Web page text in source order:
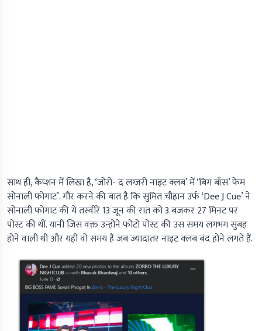
साथ ही, कैप्शन में लिखा है, ‘जोरो- द लग्जरी नाइट क्लब’ में ‘बिग बॉस’ फेम
सोनाली फोगाट’. गौर करने की बात है कि सुमित चौहान उर्फ ‘Dee J Cue’ ने
सोनाली फोगाट की ये तस्वीरें 13 जून की रात को 3 बजकर 27 मिनट पर
पोस्ट की थीं. यानी जिस वक्त उन्होंने फोटो पोस्ट की उस समय लगभग सुबह
होने वाली थी और यही वो समय है जब ज्यादातर नाइट क्लब बंद होने लगते हैं.